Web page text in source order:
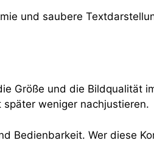
und saubere
Größe und die Bildqualität
weniger nachjustieren.
Bedienbarkeit. Wer diese